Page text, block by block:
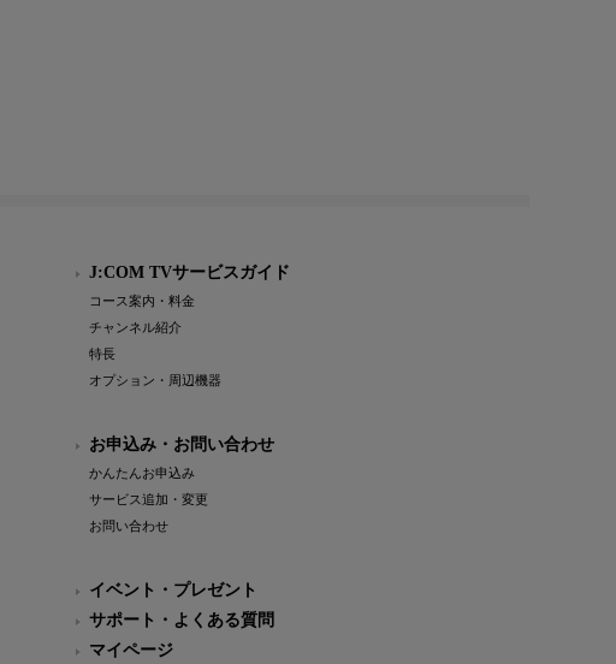
J:COM TVサービスガイド
コース案内・料金
チャンネル紹介
特長
オプション・周辺機器
お申込み・お問い合わせ
かんたんお申込み
サービス追加・変更
お問い合わせ
イベント・プレゼント
サポート・よくある質問
マイページ